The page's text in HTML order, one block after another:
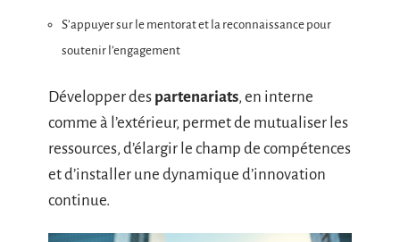
S’appuyer sur le mentorat et la reconnaissance pour
soutenir l’engagement
Développer des partenariats, en interne
comme à l’extérieur, permet de mutualiser les
ressources, d’élargir le champ de compétences
et d’installer une dynamique d’innovation
continue.